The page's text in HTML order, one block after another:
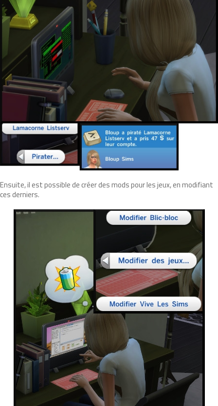
Ensuite, il est possible de créer des mods pour les jeux, en modifiant
ces derniers.